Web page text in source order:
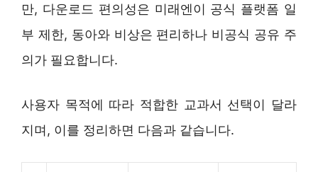
만, 다운로드 편의성은 미래엔이 공식 플랫폼 일
부 제한, 동아와 비상은 편리하나 비공식 공유 주
의가 필요합니다.
사용자 목적에 따라 적합한 교과서 선택이 달라
지며, 이를 정리하면 다음과 같습니다.